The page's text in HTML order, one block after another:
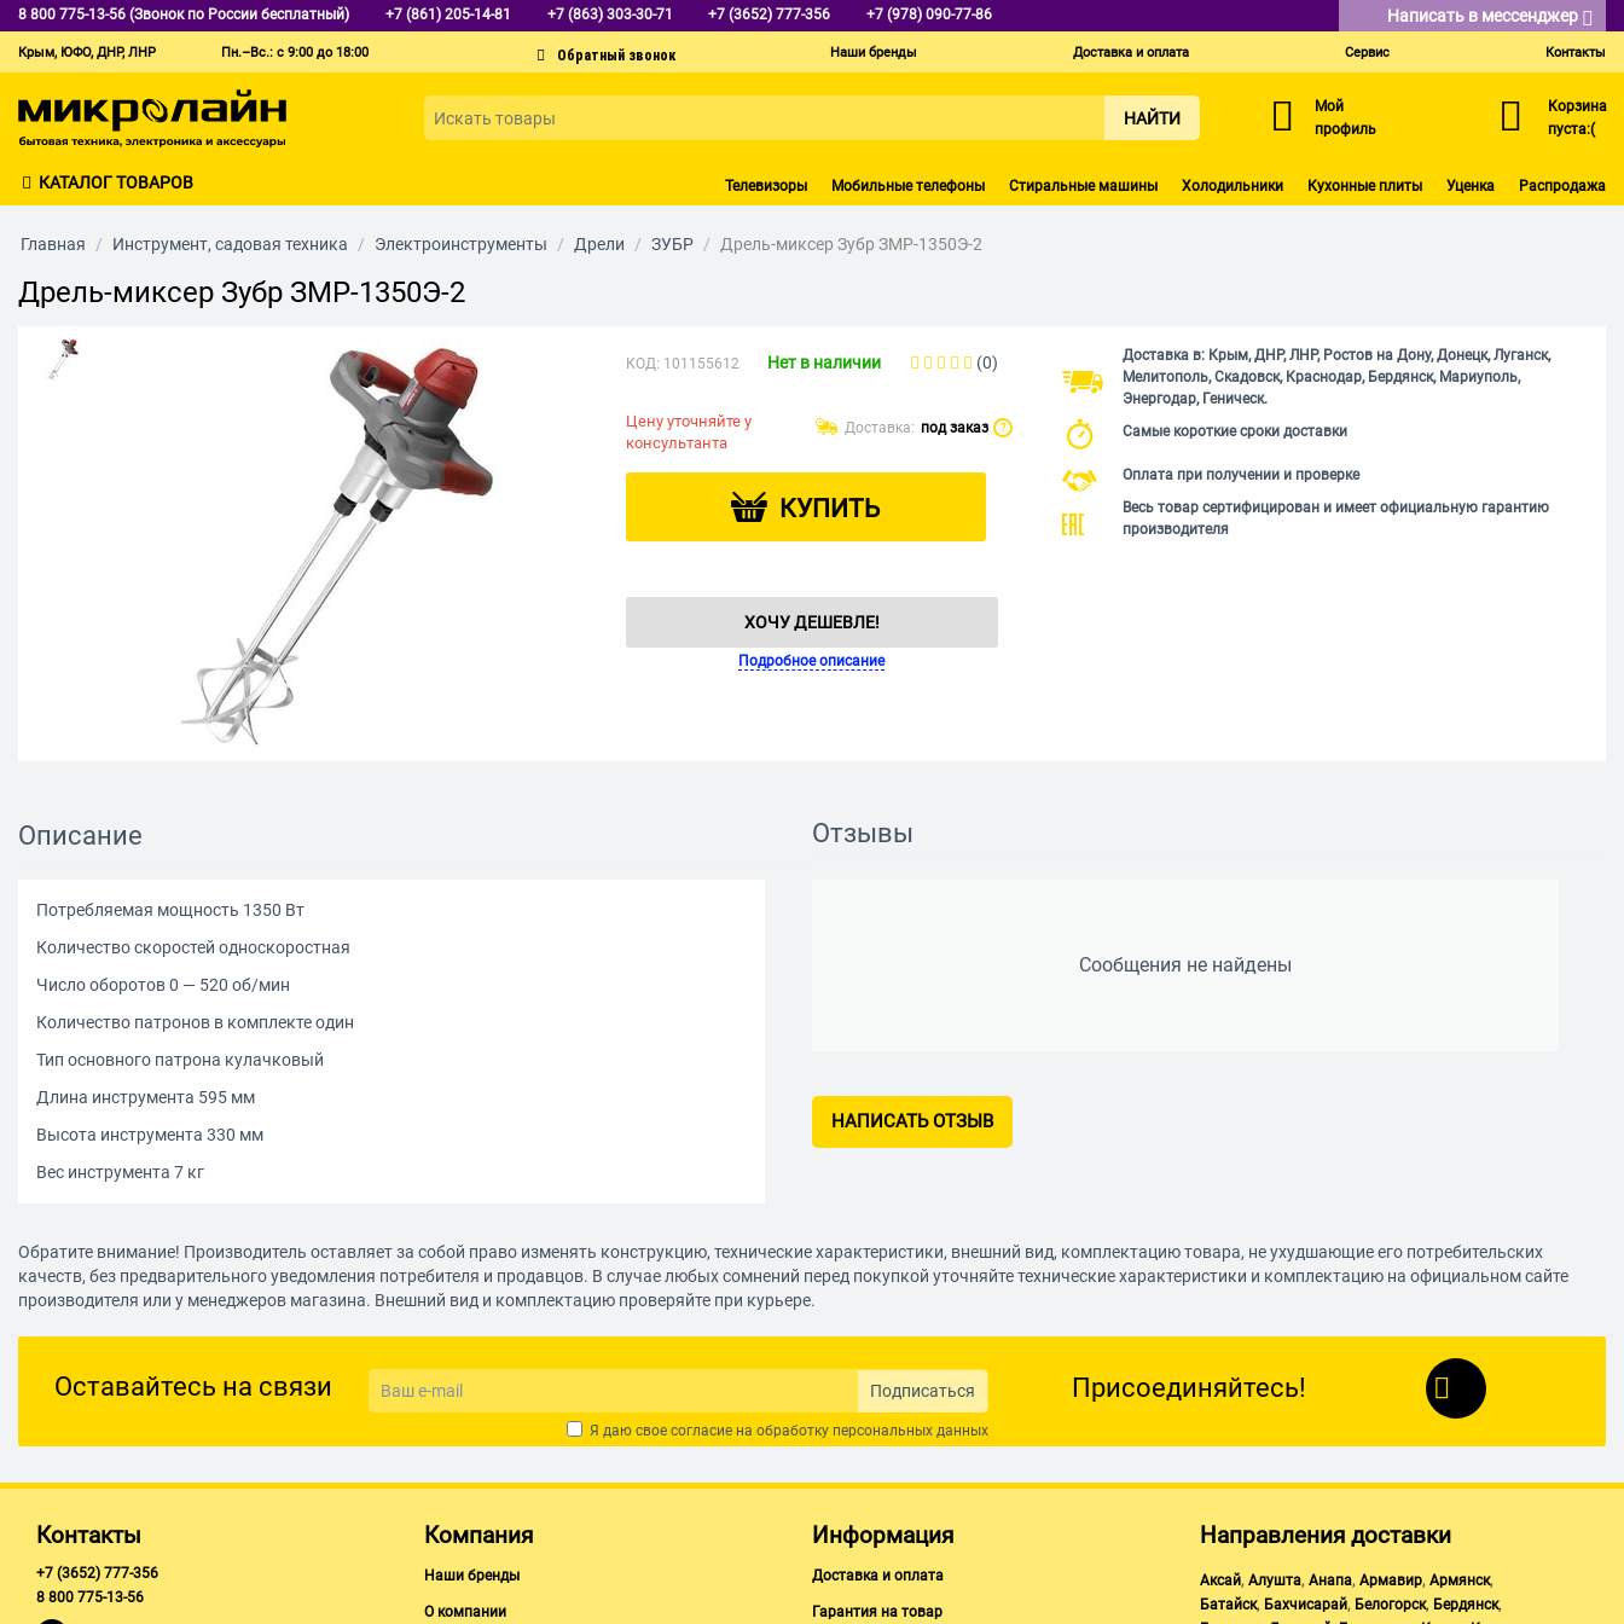
8 800 775-13-56 (Звонок по России бесплатный) +7 (861) 205-14-81 +7 (863) 303-30-71 +7 (3652) 777-356 +7 (978) 090-77-86 Написать в мессенджер
Крым, ЮФО, ДНР, ЛНР Пн.–Вс.: с 9:00 до 18:00 Наши бренды Доставка и оплата Сервис Контакты
НАЙТИ
Мой
профиль
Корзина
пуста:(
КАТАЛОГ ТОВАРОВ Телевизоры Мобильные телефоны Стиральные машины Холодильники Кухонные плиты Уценка Распродажа
Главная / Инструмент, садовая техника / Электроинструменты / Дрели / ЗУБР / Дрель-миксер Зубр ЗМР-1350Э-2
Дрель-миксер Зубр ЗМР-1350Э-2
КОД: 101155612 Нет в наличии (0)
Цену уточняйте у
консультанта
Доставка: под заказ ?
КУПИТЬ
ХОЧУ ДЕШЕВЛЕ!
Подробное описание
Доставка в: Крым, ДНР, ЛНР, Ростов на Дону, Донецк, Луганск,
Мелитополь, Скадовск, Краснодар, Бердянск, Мариуполь,
Энергодар, Геническ.
Самые короткие сроки доставки
Оплата при получении и проверке
Весь товар сертифицирован и имеет официальную гарантию
производителя
Описание
Потребляемая мощность 1350 Вт
Количество скоростей односкоростная
Число оборотов 0 — 520 об/мин
Количество патронов в комплекте один
Тип основного патрона кулачковый
Длина инструмента 595 мм
Высота инструмента 330 мм
Вес инструмента 7 кг
Отзывы
Сообщения не найдены
НАПИСАТЬ ОТЗЫВ
Обратите внимание! Производитель оставляет за собой право изменять конструкцию, технические характеристики, внешний вид, комплектацию товара, не ухудшающие его потребительских
качеств, без предварительного уведомления потребителя и продавцов. В случае любых сомнений перед покупкой уточняйте технические характеристики и комплектацию на официальном сайте
производителя или у менеджеров магазина. Внешний вид и комплектацию проверяйте при курьере.
Оставайтесь на связи Подписаться
Я даю свое согласие на обработку персональных данных
Присоединяйтесь!
Контакты
+7 (3652) 777-356
8 800 775-13-56
Компания
Наши бренды
О компании
Информация
Доставка и оплата
Гарантия на товар
Направления доставки
Аксай, Алушта, Анапа, Армавир, Армянск,
Батайск, Бахчисарай, Белогорск, Бердянск,